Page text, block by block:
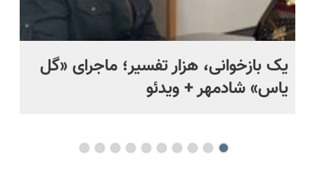
یک بازخوانی، هزار تفسیر؛ ماجرای «گل
یاس» شادمهر + ویدئو